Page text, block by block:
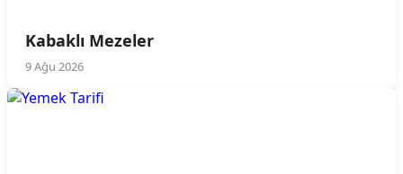
Kabaklı Mezeler
9 Ağu 2026